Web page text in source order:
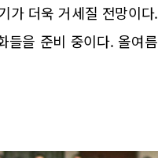
가 더욱 거세질 전망이다
을 준비 중이다. 올여